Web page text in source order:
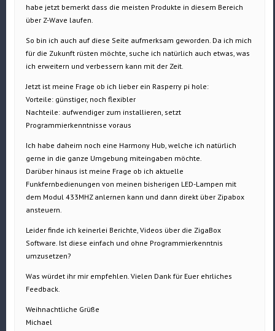
habe jetzt bemerkt dass die meisten Produkte in diesem Bereich
über Z-Wave laufen.
So bin ich auch auf diese Seite aufmerksam geworden. Da ich mich
für die Zukunft rüsten möchte, suche ich natürlich auch etwas, was
ich erweitern und verbessern kann mit der Zeit.
Jetzt ist meine Frage ob ich lieber ein Rasperry pi hole:
Vorteile: günstiger, noch flexibler
Nachteile: aufwendiger zum installieren, setzt
Programmierkenntnisse voraus
Ich habe daheim noch eine Harmony Hub, welche ich natürlich
gerne in die ganze Umgebung miteingaben möchte.
Darüber hinaus ist meine Frage ob ich aktuelle
Funkfernbedienungen von meinen bisherigen LED-Lampen mit
dem Modul 433MHZ anlernen kann und dann direkt über Zipabox
ansteuern.
Leider finde ich keinerlei Berichte, Videos über die ZigaBox
Software. Ist diese einfach und ohne Programmierkenntnis
umzusetzen?
Was würdet ihr mir empfehlen. Vielen Dank für Euer ehrliches
Feedback.
Weihnachtliche Grüße
Michael